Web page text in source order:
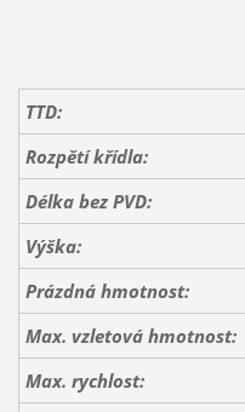
TTD:
Rozpětí křídla:
Délka bez PVD:
Výška:
Prázdná hmotnost:
Max. vzletová hmotnost:
Max. rychlost: